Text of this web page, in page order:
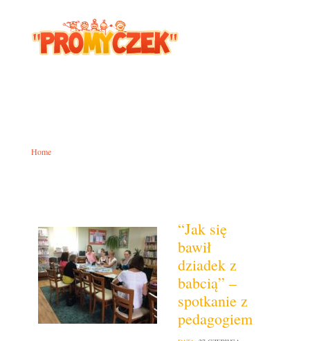
Home
“Jak się
bawił
dziadek z
babcią” –
spotkanie z
pedagogiem